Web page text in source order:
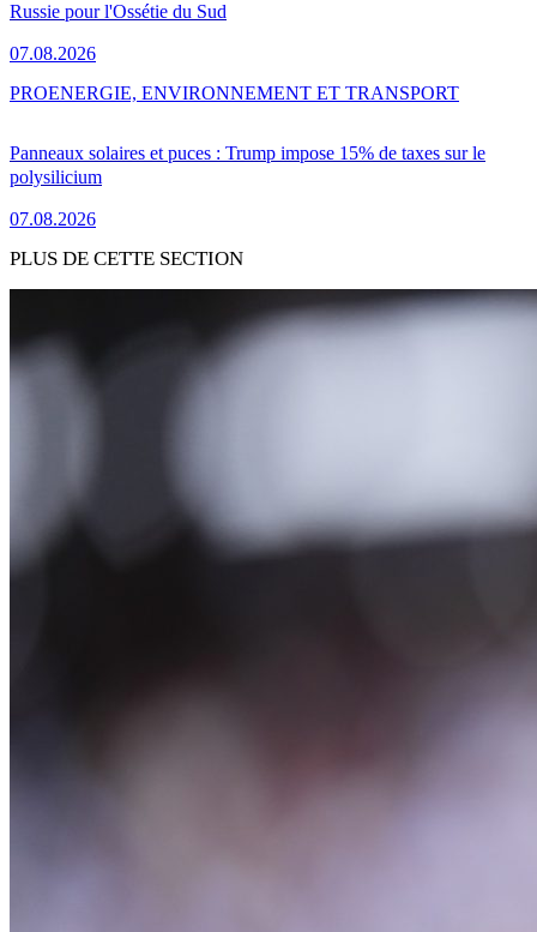
Russie pour l'Ossétie du Sud
07.08.2026
Panneaux solaires et puces : Trump impose 15% de taxes sur le
polysilicium
07.08.2026
PROENERGIE, ENVIRONNEMENT ET TRANSPORT
PLUS DE CETTE SECTION